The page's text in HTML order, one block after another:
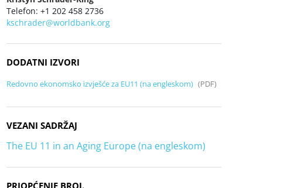
Telefon: +1 202 458 2736
kschrader@worldbank.org
DODATNI IZVORI
Redovno ekonomsko izvješće za EU11 (na engleskom) (PDF)
VEZANI SADRŽAJ
The EU 11 in an Aging Europe (na engleskom)
PRIOPĆENJE BROJ.